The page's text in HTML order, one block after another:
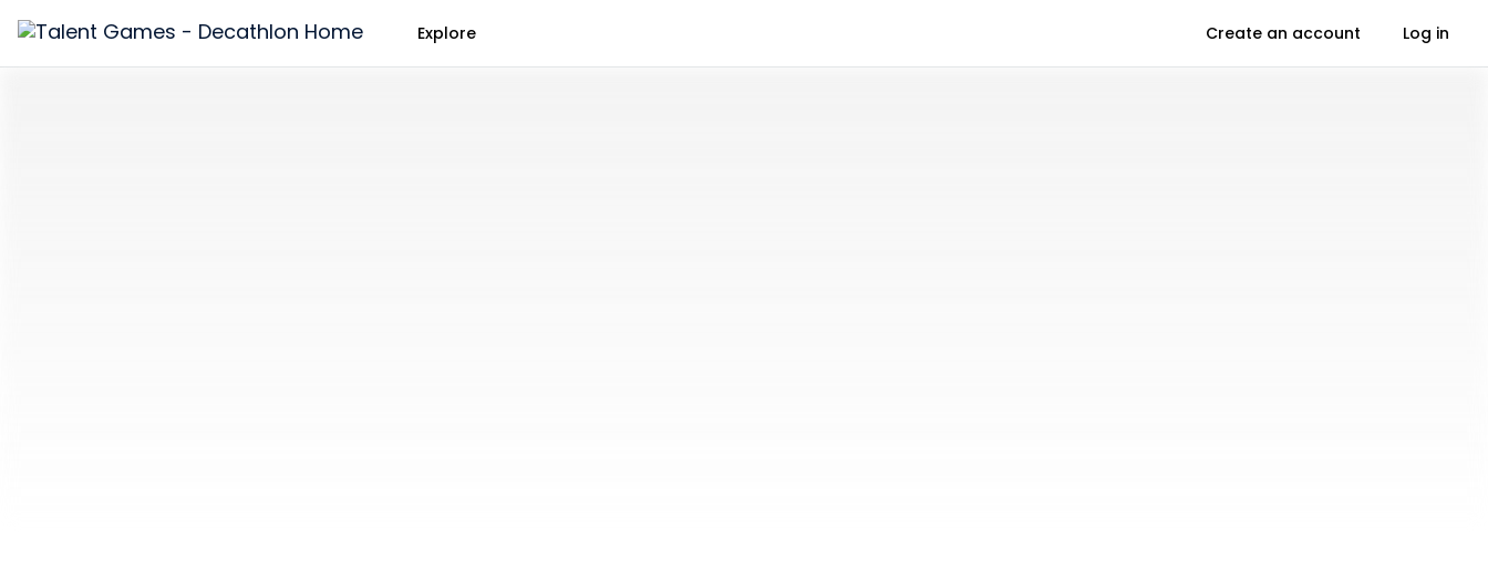
Talent
Games
Explore Create an account Log in